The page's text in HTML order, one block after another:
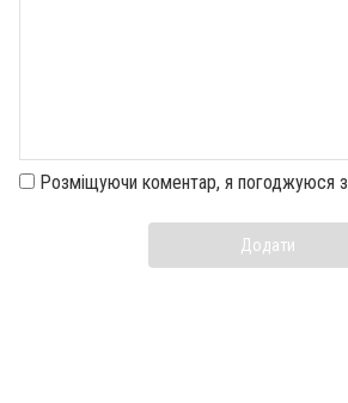
Розміщуючи коментар, я погоджуюся з
Додати